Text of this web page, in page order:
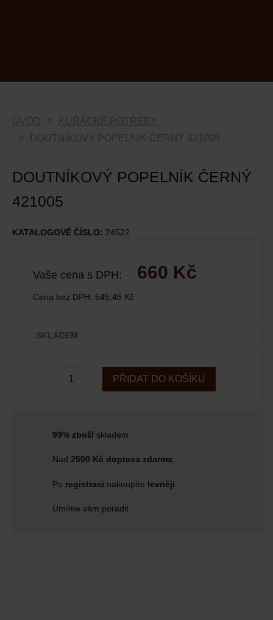
ÚVOD
KUŘÁCKÉ POTŘEBY
DOUTNÍKOVÝ POPELNÍK ČERNÝ 421005
DOUTNÍKOVÝ POPELNÍK ČERNÝ
421005
KATALOGOVÉ ČÍSLO: 24522
Vaše cena s DPH: 660 Kč
Cena bez DPH: 545,45 Kč
SKLADEM
PŘIDAT DO KOŠÍKU
99% zbožískladem
Nad 2500 Kč doprava zdarma
Po registraci nakoupíte levněji
Umíme vám poradit